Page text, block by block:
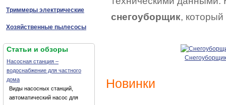
Триммеры электрические
Хозяйственные пылесосы
Статьи и обзоры
Насосная станция –
водоснабжение для частного
дома
Виды насосных станций,
автоматический насос для
снегоуборщик,
Новинки